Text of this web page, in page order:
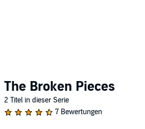
The Broken Pieces
2 Titel in dieser Serie
7 Bewertungen